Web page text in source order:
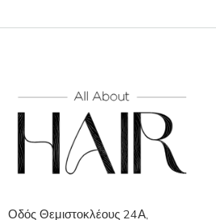
Οδός Θεμιστοκλέους 24Α,